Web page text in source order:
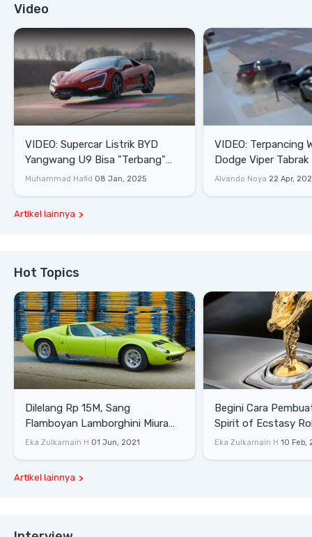
Video
VIDEO: Supercar Listrik BYD
Yangwang U9 Bisa "Terbang"
Lewati Rintangan
Muhammad Hafid 08 Jan, 2025
VIDEO: Terpancing
Dodge Viper Tabrak
Saat Burnout
Alvando Noya 22 Apr,
Artikel lainnya
Hot Topics
Dilelang Rp 15M, Sang
Flamboyan Lamborghini Miura
P400 S
Eka Zulkarnain H 01 Jun, 2021
Begini Cara
Spirit of Ecstasy
Eka Zulkarnain H 10 Feb,
Artikel lainnya